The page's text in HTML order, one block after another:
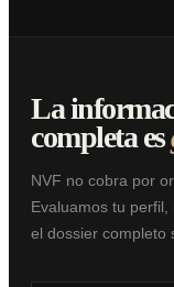
La
completa es
NVF no cobra por
Evaluamos tu
el dossier completo